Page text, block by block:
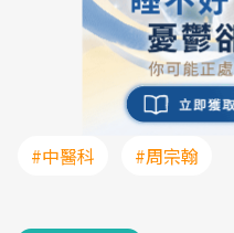
#中醫科 #周宗翰